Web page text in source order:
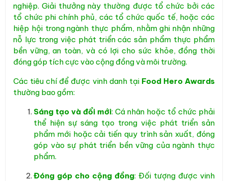
nghiệp. Giải thưởng này thường được tổ chức bởi các
tổ chức phi chính phủ, các tổ chức quốc tế, hoặc các
hiệp hội trong ngành thực phẩm, nhằm ghi nhận những
nỗ lực trong việc phát triển các sản phẩm thực phẩm
bền vững, an toàn, và có lợi cho sức khỏe, đồng thời
đóng góp tích cực vào cộng đồng và môi trường.
Các tiêu chí để được vinh danh tại Food Hero Awards
thường bao gồm:
Sáng tạo và đổi mới: Cá nhân hoặc tổ chức phải
thể hiện sự sáng tạo trong việc phát triển sản
phẩm mới hoặc cải tiến quy trình sản xuất, đóng
góp vào sự phát triển bền vững của ngành thực
phẩm.
Đóng góp cho cộng đồng: Đối tượng được vinh